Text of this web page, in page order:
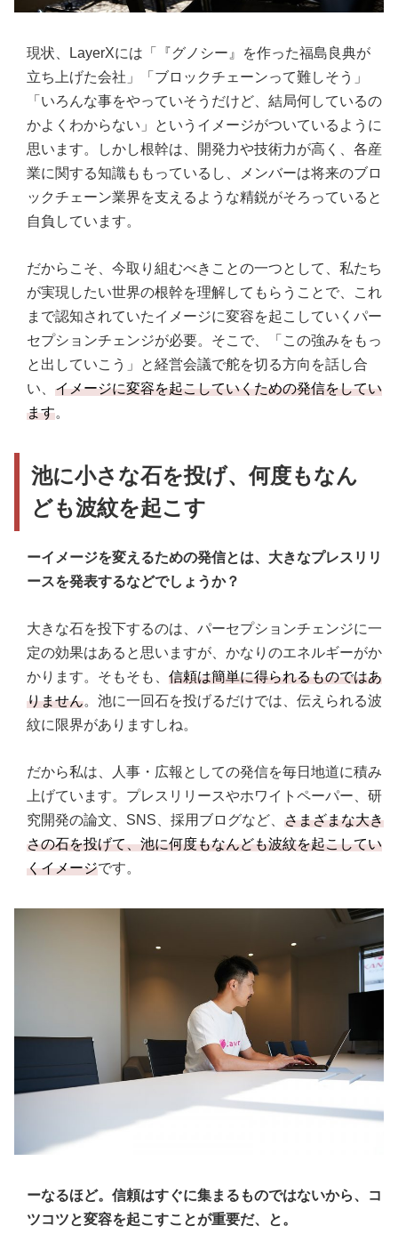
現状、LayerXには「『グノシー』を作った福島良典が
立ち上げた会社」「ブロックチェーンって難しそう」
「いろんな事をやっていそうだけど、結局何しているの
かよくわからない」というイメージがついているように
思います。しかし根幹は、開発力や技術力が高く、各産
業に関する知識ももっているし、メンバーは将来のブロ
ックチェーン業界を支えるような精鋭がそろっていると
自負しています。
だからこそ、今取り組むべきことの一つとして、私たち
が実現したい世界の根幹を理解してもらうことで、これ
まで認知されていたイメージに変容を起こしていくパー
セプションチェンジが必要。そこで、「この強みをもっ
と出していこう」と経営会議で舵を切る方向を話し合
い、 イメージに変容を起こしていくための発信をしてい
ます。
池に小さな石を投げ、何度もなん
ども波紋を起こす
ーイメージを変えるための発信とは、大きなプレスリリ
ースを発表するなどでしょうか？
大きな石を投下するのは、パーセプションチェンジに一
定の効果はあると思いますが、かなりのエネルギーがか
かります。そもそも、 信頼は簡単に得られるものではあ
りません。池に一回石を投げるだけでは、伝えられる波
紋に限界がありますしね。
だから私は、人事・広報としての発信を毎日地道に積み
上げています。プレスリリースやホワイトペーパー、研
究開発の論文、SNS、採用ブログなど、 さまざまな大き
さの石を投げて、池に何度もなんども波紋を起こしてい
くイメージです。
ーなるほど。信頼はすぐに集まるものではないから、コ
ツコツと変容を起こすことが重要だ、と。